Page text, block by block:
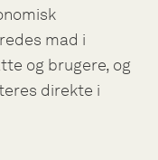
mad i
og brugere, og
direkte i